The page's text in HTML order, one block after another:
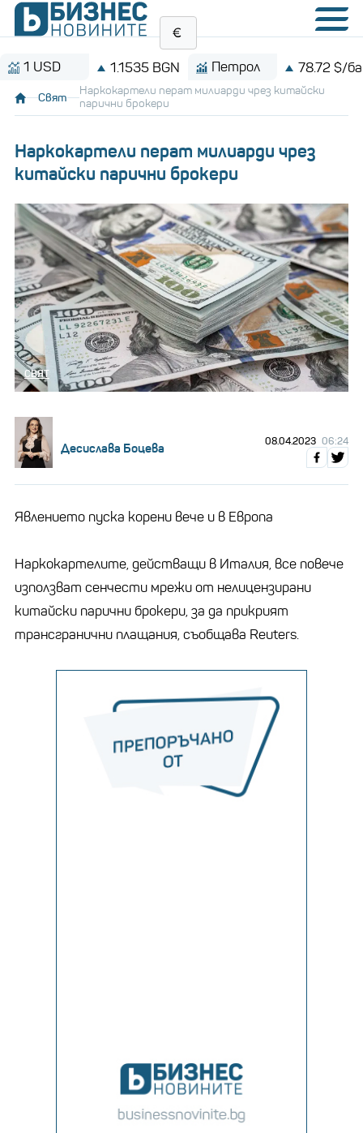
1.1535 BGN Петрол 78.72 $/барел
Свят
Наркокартели перат милиарди чрез китайски
парични брокери
Наркокартели перат милиарди чрез
китайски парични брокери
СВЯТ
Десислава Боцева 08.04.2023 06:24
Явлението пуска корени вече и в Европа
Наркокартелите, действащи в Италия, все повече
използват сенчести мрежи от нелицензирани
китайски парични брокери, за да прикрият
трансгранични плащания, съобщава Reuters.